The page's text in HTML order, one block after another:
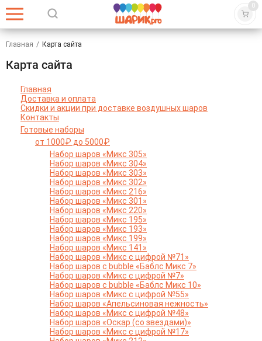
0
Главная / Карта сайта
Карта сайта
Главная
Доставка и оплата
Скидки и акции при доставке воздушных шаров
Контакты
Готовые наборы
от 1000₽ до 5000₽
Набор шаров «Микс 305»
Набор шаров «Микс 304»
Набор шаров «Микс 303»
Набор шаров «Микс 302»
Набор шаров «Микс 216»
Набор шаров «Микс 301»
Набор шаров «Микс 220»
Набор шаров «Микс 195»
Набор шаров «Микс 193»
Набор шаров «Микс 199»
Набор шаров «Микс 141»
Набор шаров «Микс с цифрой №71»
Набор шаров с bubble «Баблс Микс 7»
Набор шаров «Микс с цифрой №7»
Набор шаров с bubble «Баблс Микс 10»
Набор шаров «Микс с цифрой №55»
Набор шаров «Апельсиновая нежность»
Набор шаров «Микс с цифрой №48»
Набор шаров «Оскар (со звездами)»
Набор шаров «Микс с цифрой №17»